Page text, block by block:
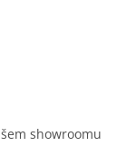
showroomu